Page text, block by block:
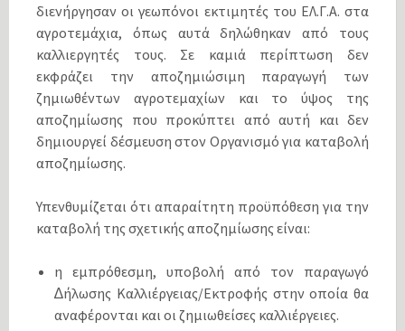
διενήργησαν οι γεωπόνοι εκτιµητές του ΕΛ.Γ.Α. στα
αγροτεµάχια, όπως αυτά δηλώθηκαν από τους
καλλιεργητές τους. Σε καµιά περίπτωση δεν
εκφράζει την αποζηµιώσιµη παραγωγή των
ζηµιωθέντων αγροτεµαχίων και το ύψος της
αποζηµίωσης που προκύπτει από αυτή και δεν
δηµιουργεί δέσµευση στον Οργανισµό για καταβολή
αποζηµίωσης.
Υπενθυµίζεται ότι απαραίτητη προϋπόθεση για την
καταβολή της σχετικής αποζηµίωσης είναι:
η εµπρόθεσµη, υποβολή από τον παραγωγό
∆ήλωσης Καλλιέργειας/Εκτροφής στην οποία θα
αναφέρονται και οι ζηµιωθείσες καλλιέργειες.